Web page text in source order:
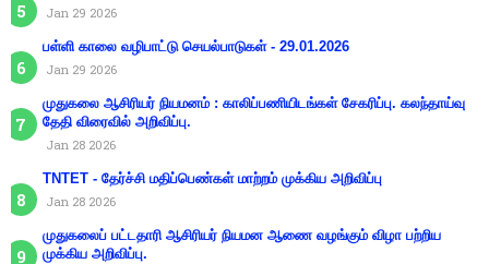
Jan 29 2026
பள்ளி காலை வழிபாட்டு செயல்பாடுகள் - 29.01.2026
Jan 29 2026
முதுகலை ஆசிரியர் நியமனம் : காலிப்பணியிடங்கள் சேகரிப்பு. கலந்தாய்வு
தேதி விரைவில் அறிவிப்பு.
Jan 28 2026
TNTET - தேர்ச்சி மதிப்பெண்கள் மாற்றம் முக்கிய அறிவிப்பு
Jan 28 2026
முதுகலைப் பட்டதாரி ஆசிரியர் நியமன ஆணை வழங்கும் விழா பற்றிய
முக்கிய அறிவிப்பு.